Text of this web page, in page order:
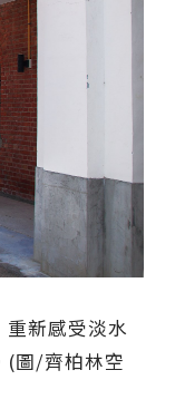
新感受淡水
(圖/齊柏林空